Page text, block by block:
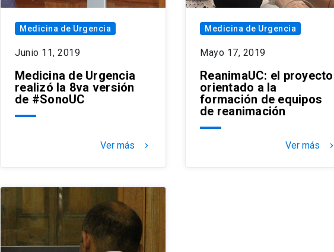
Medicina de Urgencia
Junio 11, 2019
Medicina de Urgencia
realizó la 8va versión
de #SonoUC
Ver más keyboard_arrow_right
Medicina de Urgencia
Mayo 17, 2019
ReanimaUC: el proyecto
orientado a la
formación de equipos
de reanimación
Ver más keyboard_arrow_right